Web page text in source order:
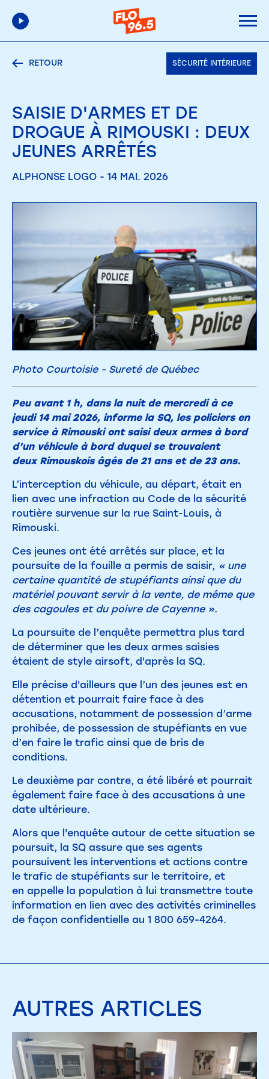
RETOUR SÉCURITÉ INTÉRIEURE
SAISIE D'ARMES ET DE
DROGUE À RIMOUSKI : DEUX
JEUNES ARRÊTÉS
ALPHONSE LOGO - 14 MAI. 2026
Photo Courtoisie - Sureté de Québec
Peu avant 1 h, dans la nuit de mercredi à ce
jeudi 14 mai 2026, informe la SQ, les policiers en
service à Rimouski ont saisi deux armes à bord
d’un véhicule à bord duquel se trouvaient
deux Rimouskois âgés de 21 ans et de 23 ans.
L’interception du véhicule, au départ, était en
lien avec une infraction au Code de la sécurité
routière survenue sur la rue Saint-Louis, à
Rimouski.
Ces jeunes ont été arrêtés sur place, et la
poursuite de la fouille a permis de saisir, « une
certaine quantité de stupéfiants ainsi que du
matériel pouvant servir à la vente, de même que
des cagoules et du poivre de Cayenne ».
La poursuite de l’enquête permettra plus tard
de déterminer que les deux armes saisies
étaient de style airsoft, d'après la SQ.
Elle précise d'ailleurs que l’un des jeunes est en
détention et pourrait faire face à des
accusations, notamment de possession d’arme
prohibée, de possession de stupéfiants en vue
d’en faire le trafic ainsi que de bris de
conditions.
Le deuxième par contre, a été libéré et pourrait
également faire face à des accusations à une
date ultérieure.
Alors que l'enquête autour de cette situation se
poursuit, la SQ assure que ses agents
poursuivent les interventions et actions contre
le trafic de stupéfiants sur le territoire, et
en appelle la population à lui transmettre toute
information en lien avec des activités criminelles
de façon confidentielle au 1 800 659-4264.
AUTRES ARTICLES